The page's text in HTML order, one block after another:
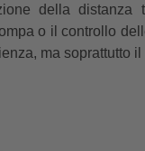
della distanza
o il controllo
ma soprattutto